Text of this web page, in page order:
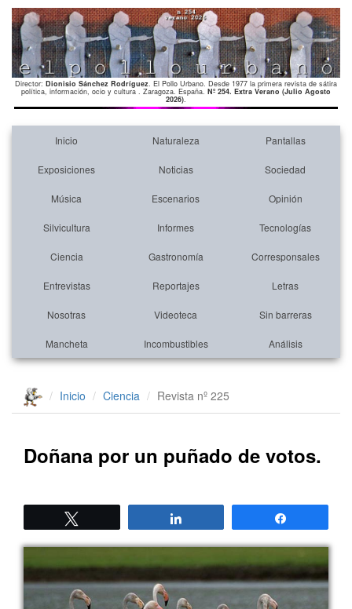
Director: Dionisio Sánchez Rodríguez. El Pollo Urbano. Desde 1977 la primera revista de sátira
política, información, ocio y cultura . Zaragoza. España. Nº 254. Extra Verano (Julio Agosto
2026).
Inicio Naturaleza Pantallas
Exposiciones Noticias Sociedad
Música Escenarios Opinión
Silvicultura Informes Tecnologías
Ciencia Gastronomía Corresponsales
Entrevistas Reportajes Letras
Nosotras Videoteca Sin barreras
Mancheta Incombustibles Análisis
Inicio Ciencia Revista nº 225
Doñana por un puñado de votos.